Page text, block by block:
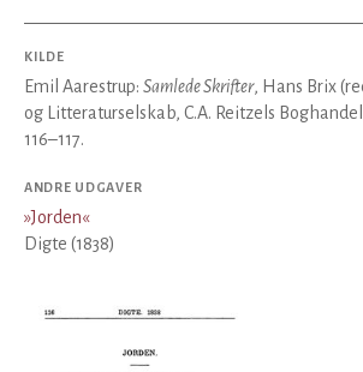
KILDE
Emil Aarestrup: Samlede Skrifter, Hans Brix
og Litteraturselskab, C.A. Reitzels
116–117.
ANDRE UDGAVER
»Jorden«
Digte (1838)